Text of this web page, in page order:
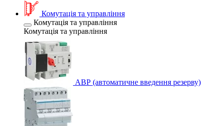
Комутація та управління
Комутація та управління
Комутація та управління
АВР (автоматичне введення резерву)